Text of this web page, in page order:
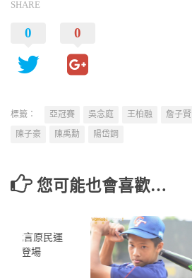
SHARE
0 0
標籤： 亞冠賽 吳念庭 王柏融 詹子賢
陳子豪
陳禹勳 陽岱鋼
您可能也會喜歡…
傑代言原民運
鬧登場